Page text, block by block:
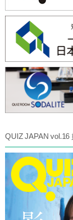
QUIZ JAPAN vol.16